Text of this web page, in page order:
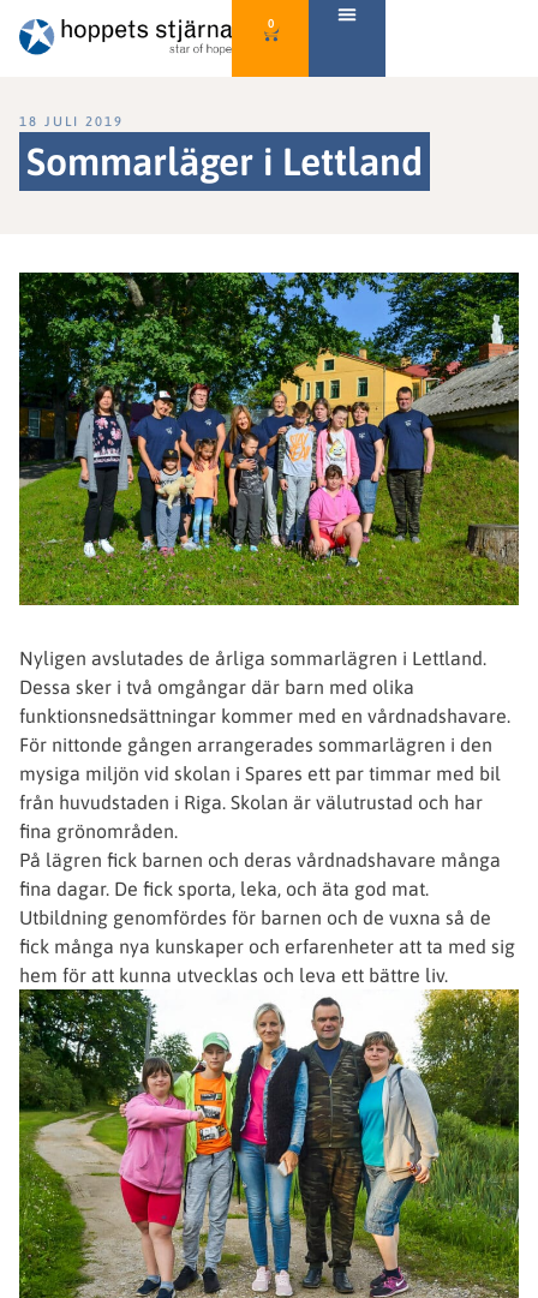
0
18 JULI 2019
Sommarläger i Lettland
Nyligen avslutades de årliga sommarlägren i Lettland.
Dessa sker i två omgångar där barn med olika
funktionsnedsättningar kommer med en vårdnadshavare.
För nittonde gången arrangerades sommarlägren i den
mysiga miljön vid skolan i Spares ett par timmar med bil
från huvudstaden i Riga. Skolan är välutrustad och har
fina grönområden.
På lägren fick barnen och deras vårdnadshavare många
fina dagar. De fick sporta, leka, och äta god mat.
Utbildning genomfördes för barnen och de vuxna så de
fick många nya kunskaper och erfarenheter att ta med sig
hem för att kunna utvecklas och leva ett bättre liv.